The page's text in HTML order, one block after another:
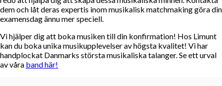
dem och låt deras expertis inom musikalisk matchmaking göra din
examensdag ännu mer speciell.
Vi hjälper dig att boka musiken till din konfirmation! Hos Limunt
kan du boka unika musikupplevelser av högsta kvalitet! Vi har
handplockat Danmarks största musikaliska talanger. Se ett urval
av våra band här!